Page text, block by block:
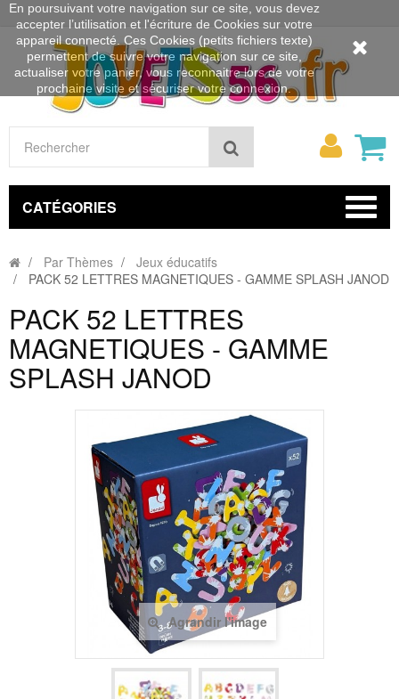
Rechercher
Mon
CATÉGORIES
Par Thèmes
Jeux éducatifs
PACK 52 LETTRES MAGNETIQUES - GAMME SPLASH JANOD
PACK 52 LETTRES
MAGNETIQUES - GAMME
SPLASH JANOD
Agrandir l'image
En poursuivant votre navigation sur ce site, vous devez
accepter l’utilisation et l'écriture de Cookies sur votre
appareil connecté. Ces Cookies (petits fichiers texte)
permettent de suivre votre navigation sur ce site,
actualiser votre panier, vous reconnaitre lors de votre
prochaine visite et sécuriser votre connexion.